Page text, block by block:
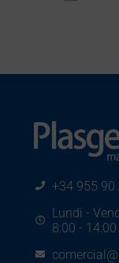
+34 955 90
Lundi -
8:00 -